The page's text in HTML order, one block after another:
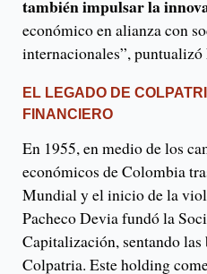
también impulsar la
económico en alianza con
internacionales”,
EL LEGADO DE
FINANCIERO
En 1955, en medio de los
económicos de Colombia
Mundial y el inicio de la
Pacheco Devia fundó la
Capitalización, sentando
Colpatria. Este holding